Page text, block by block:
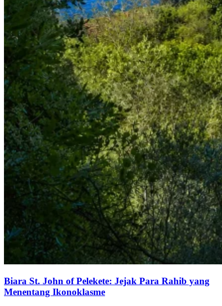
Biara St. John of Pelekete: Jejak Para Rahib yang
Menentang Ikonoklasme